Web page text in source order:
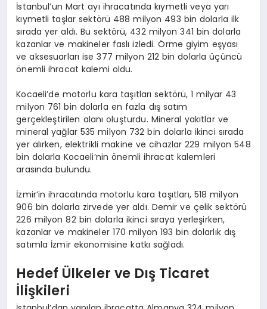
İstanbul’un Mart ayı ihracatında kıymetli veya yarı
kıymetli taşlar sektörü 488 milyon 493 bin dolarla ilk
sırada yer aldı. Bu sektörü, 432 milyon 341 bin dolarla
kazanlar ve makineler faslı izledi. Örme giyim eşyası
ve aksesuarları ise 377 milyon 212 bin dolarla üçüncü
önemli ihracat kalemi oldu.
Kocaeli’de motorlu kara taşıtları sektörü, 1 milyar 43
milyon 761 bin dolarla en fazla dış satım
gerçekleştirilen alanı oluşturdu. Mineral yakıtlar ve
mineral yağlar 535 milyon 732 bin dolarla ikinci sırada
yer alırken, elektrikli makine ve cihazlar 229 milyon 548
bin dolarla Kocaeli’nin önemli ihracat kalemleri
arasında bulundu.
İzmir’in ihracatında motorlu kara taşıtları, 518 milyon
906 bin dolarla zirvede yer aldı. Demir ve çelik sektörü
226 milyon 82 bin dolarla ikinci sıraya yerleşirken,
kazanlar ve makineler 170 milyon 193 bin dolarlık dış
satımla İzmir ekonomisine katkı sağladı.
Hedef Ülkeler ve Dış Ticaret
İlişkileri